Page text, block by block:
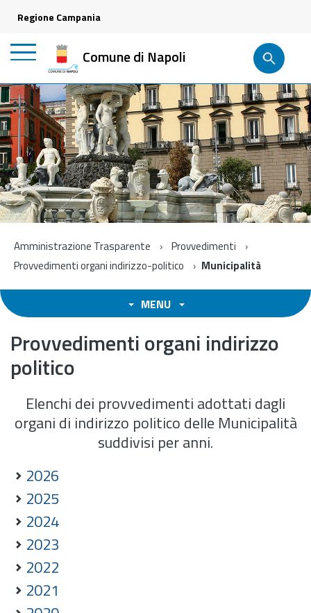
Regione Campania
Comune di Napoli
Amministrazione Trasparente
Provvedimenti
Provvedimenti organi indirizzo-politico
Municipalità
MENU
Provvedimenti organi indirizzo
politico
Elenchi dei provvedimenti adottati dagli
organi di indirizzo politico delle Municipalità
suddivisi per anni.
2026
2025
2024
2023
2022
2021